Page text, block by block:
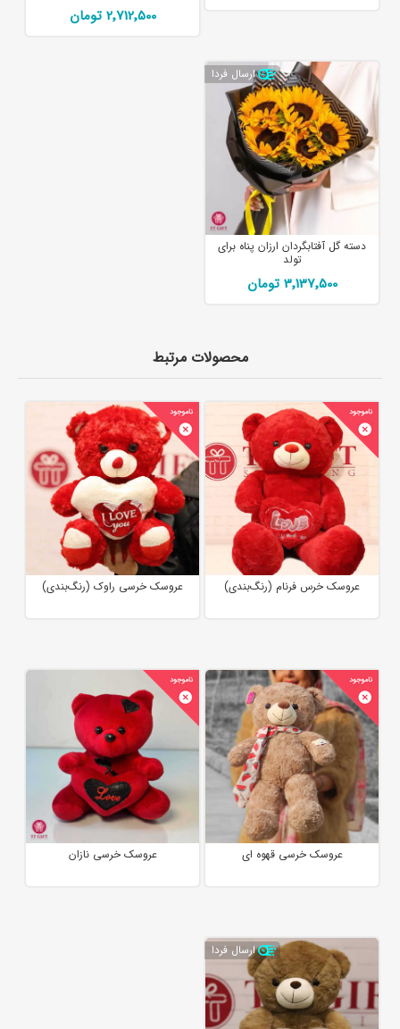
2٬712٬500 تومان
ارسال فردا
دسته گل آفتابگردان ارزان پناه برای
تولد
3٬137٬500 تومان
محصولات مرتبط
عروسک خرس فرنام (رنگ‌بندی) عروسک خرسی راوک (رنگ‌بندی)
عروسک خرسی قهوه ای عروسک خرسی نازان
ارسال فردا